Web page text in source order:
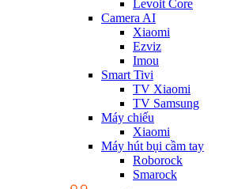
Levoit Core
Camera AI
Xiaomi
Ezviz
Imou
Smart Tivi
TV Xiaomi
TV Samsung
Máy chiếu
Xiaomi
Máy hút bụi cầm tay
Roborock
Smarock